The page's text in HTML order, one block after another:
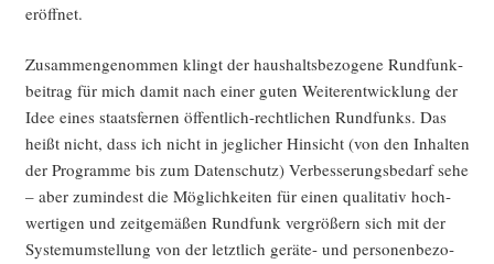
eröffnet.
Zusam­men­ge­nom­men klingt der haus­halts­be­zo­ge­ne Rund­funk­
bei­trag für mich damit nach einer guten Wei­ter­ent­wick­lung der
Idee eines staats­fer­nen öffent­lich-recht­li­chen Rund­funks. Das
heißt nicht, dass ich nicht in jeg­li­cher Hin­sicht (von den Inhal­ten
der Pro­gram­me bis zum Daten­schutz) Ver­bes­se­rungs­be­darf sehe
– aber zumin­dest die Mög­lich­kei­ten für einen qua­li­ta­tiv hoch­
wer­ti­gen und zeit­ge­mä­ßen Rund­funk ver­grö­ßern sich mit der
Sys­tem­um­stel­lung von der letzt­lich gerä­te- und per­so­nen­be­zo­